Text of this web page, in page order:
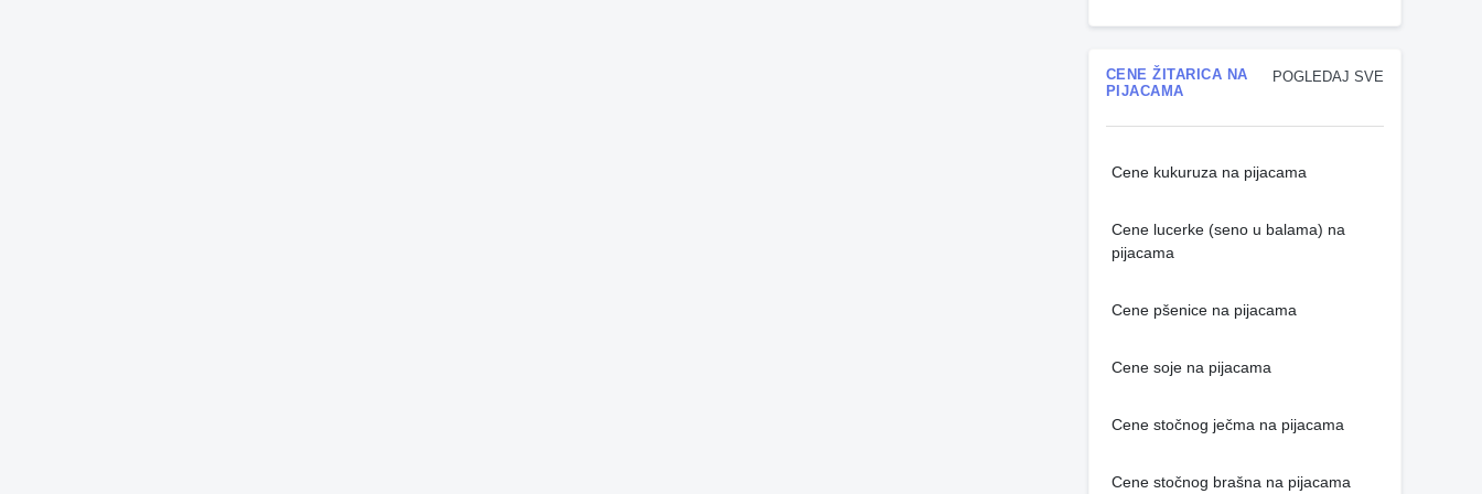
POGLEDAJ SVE
CENE ŽITARICA NA
PIJACAMA
Cene kukuruza na pijacama
Cene lucerke (seno u balama) na
pijacama
Cene pšenice na pijacama
Cene soje na pijacama
Cene stočnog ječma na pijacama
Cene stočnog brašna na pijacama